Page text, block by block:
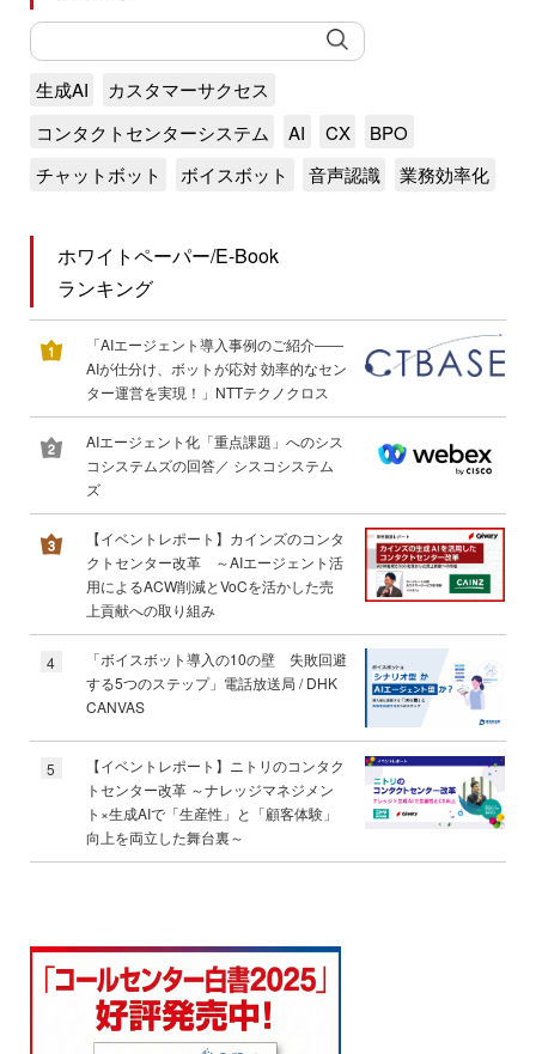
生成AI
カスタマーサクセス
コンタクトセンターシステム
AI CX
BPO
チャットボット
ボイスボット 音声認識 業務効率化
ホワイトペーパー/E-Book
ランキング
「AIエージェント導入事例のご紹介――
AIが仕分け、ボットが応対 効率的なセン
ター運営を実現！」NTTテクノクロス
AIエージェント化「重点課題」へのシス
コシステムズの回答／ シスコシステム
ズ
【イベントレポート】カインズのコンタ
クトセンター改革 ～AIエージェント活
用によるACW削減とVoCを活かした売
上貢献への取り組み
4
「ボイスボット導入の10の壁 失敗回避
する5つのステップ」電話放送局 / DHK
CANVAS
5
【イベントレポート】ニトリのコンタク
トセンター改革 ～ナレッジマネジメン
ト×生成AIで「生産性」と「顧客体験」
向上を両立した舞台裏～